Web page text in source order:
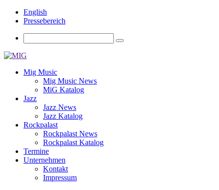
English
Pressebereich
Mig Music
Mig Music News
MiG Katalog
Jazz
Jazz News
Jazz Katalog
Rockpalast
Rockpalast News
Rockpalast Katalog
Termine
Unternehmen
Kontakt
Impressum